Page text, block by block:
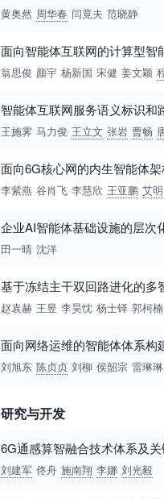
黄奥然 周华春 闫竟夫 范晓静
面向智能体互联网的计算型智
翁思俊 颜宇 杨新国 宋健 姜文颖
智能体互联网服务语义标识和
王施霁 马力俊 王立文 张岩 曹畅
面向6G核心网的内生智能体
李紫燕 谷肖飞 李慧欣 王亚鹏 艾明
企业AI智能体基础设施的层次
田一晴 沈洋
基于冻结主干双回路进化的多
赵袁赫 王昱 李昊忱 杨士铎 郭柯楠
面向网络运维的智能体体系构
刘旭东 陈贞贞 刘柳 侯韶宗 雷琳琳
研究与开发
6G通感算智融合技术体系及
刘建军 佟舟 施南翔 李娜 刘光毅